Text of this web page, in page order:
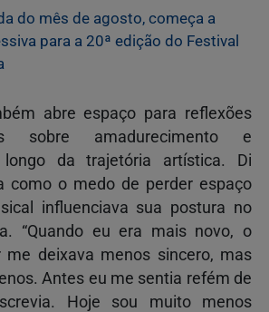
do mês de agosto, começa a
para a 20ª edição do Festival
abre espaço para reflexões
sobre amadurecimento e
longo da trajetória artística. Di
como o medo de perder espaço
influenciava sua postura no
“Quando eu era mais novo, o
me deixava menos sincero, mas
Antes eu me sentia refém de
Hoje sou muito menos